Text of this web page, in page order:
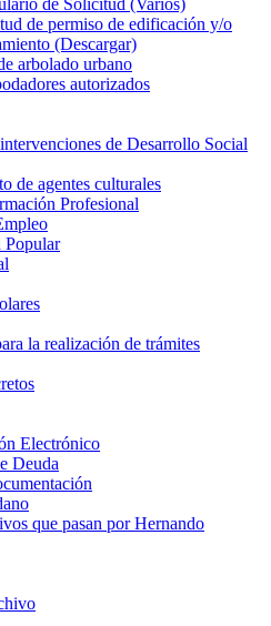
de Solicitud (Varios)
de permiso de edificación y/o
(Descargar)
arbolado urbano
autorizados
de Desarrollo Social
de agentes culturales
Profesional
Popular
la realización de trámites
Electrónico
Deuda
que pasan por Hernando